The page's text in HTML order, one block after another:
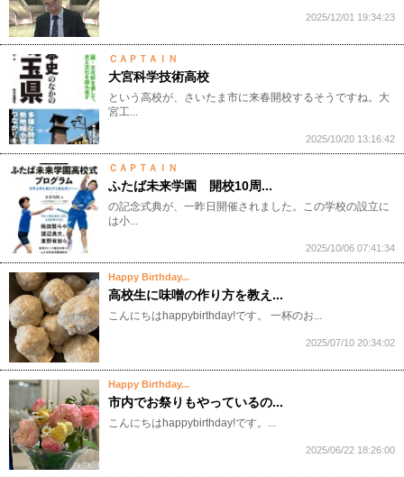
2025/12/01 19:34:23
ＣＡＰＴＡＩＮ
大宮科学技術高校
という高校が、さいたま市に来春開校するそうですね。大
宮工...
2025/10/20 13:16:42
ＣＡＰＴＡＩＮ
ふたば未来学園 開校10周...
の記念式典が、一昨日開催されました。この学校の設立に
は小...
2025/10/06 07:41:34
Happy Birthday...
高校生に味噌の作り方を教え...
こんにちはhappybirthday!です。 一杯のお...
2025/07/10 20:34:02
Happy Birthday...
市内でお祭りもやっているの...
こんにちはhappybirthday!です。...
2025/06/22 18:26:00